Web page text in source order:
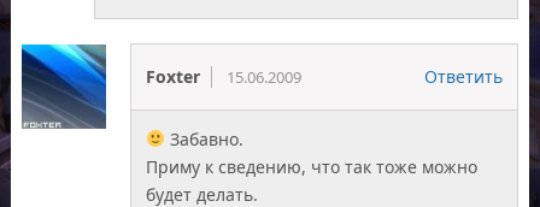
Foxter 15.06.2009 Ответить
Забавно.
Приму к сведению, что так тоже можно
будет делать.